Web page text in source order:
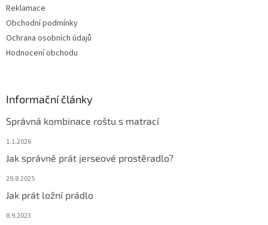
Reklamace
Obchodní podmínky
Ochrana osobních údajů
Hodnocení obchodu
Informační články
Správná kombinace roštu s matrací
1.1.2026
Jak správně prát jerseové prostěradlo?
29.8.2025
Jak prát ložní prádlo
8.9.2023